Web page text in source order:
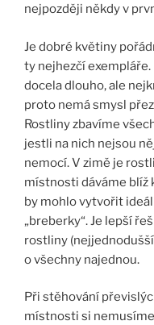
nejpozději někdy v
Je dobré květiny
ty nejhezčí
docela dlouho, ale
proto nemá smysl
Rostliny zbavíme
jestli na nich nejsou
nemocí. V zimě je
místnosti dáváme blíž
by mohlo vytvořit
„breberky“. Je lepší
rostliny
o všechny najednou.
Při stěhování
místnosti si